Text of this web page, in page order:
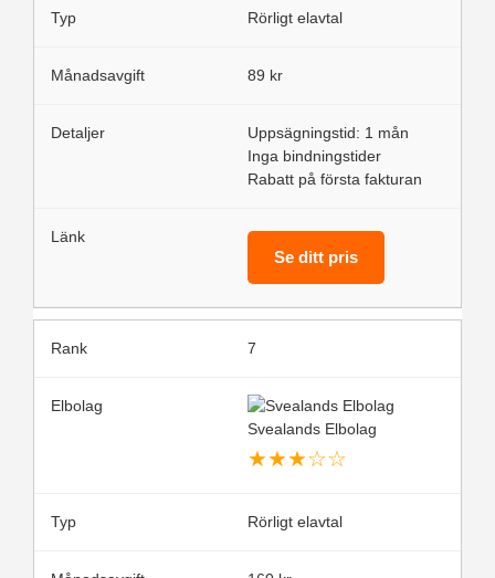
Rörligt elavtal
89 kr
Uppsägningstid: 1 mån
Inga bindningstider
Rabatt på första fakturan
Se ditt pris
7
Svealands Elbolag
★★★☆☆
Rörligt elavtal